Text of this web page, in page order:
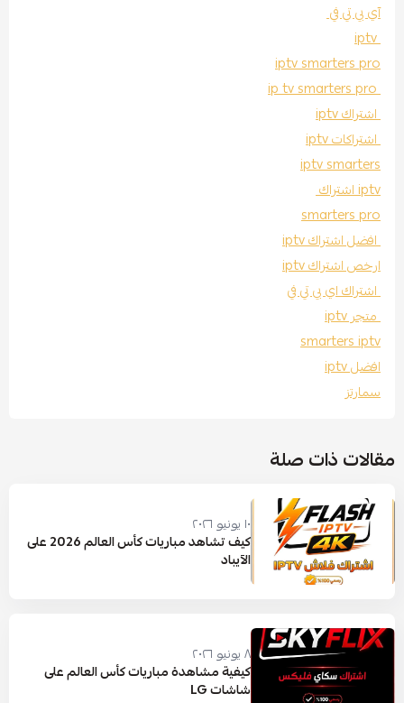
آي بي تي في
iptv
iptv smarters pro
ip tv smarters pro
اشتراك iptv
اشتراكات iptv
iptv smarters
iptv اشتراك
smarters pro
افضل اشتراك iptv
ارخص اشتراك iptv
اشتراك اي بي تي في
متجر iptv
smarters iptv
افضل iptv
سمارتز
مقالات ذات صلة
١٠ يونيو ٢٠٢٦
كيف تشاهد مباريات كأس العالم 2026 على
الآيباد
٨ يونيو ٢٠٢٦
كيفية مشاهدة مباريات كأس العالم على
شاشات LG